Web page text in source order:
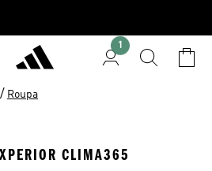
1
/ Roupa
CLIMA365